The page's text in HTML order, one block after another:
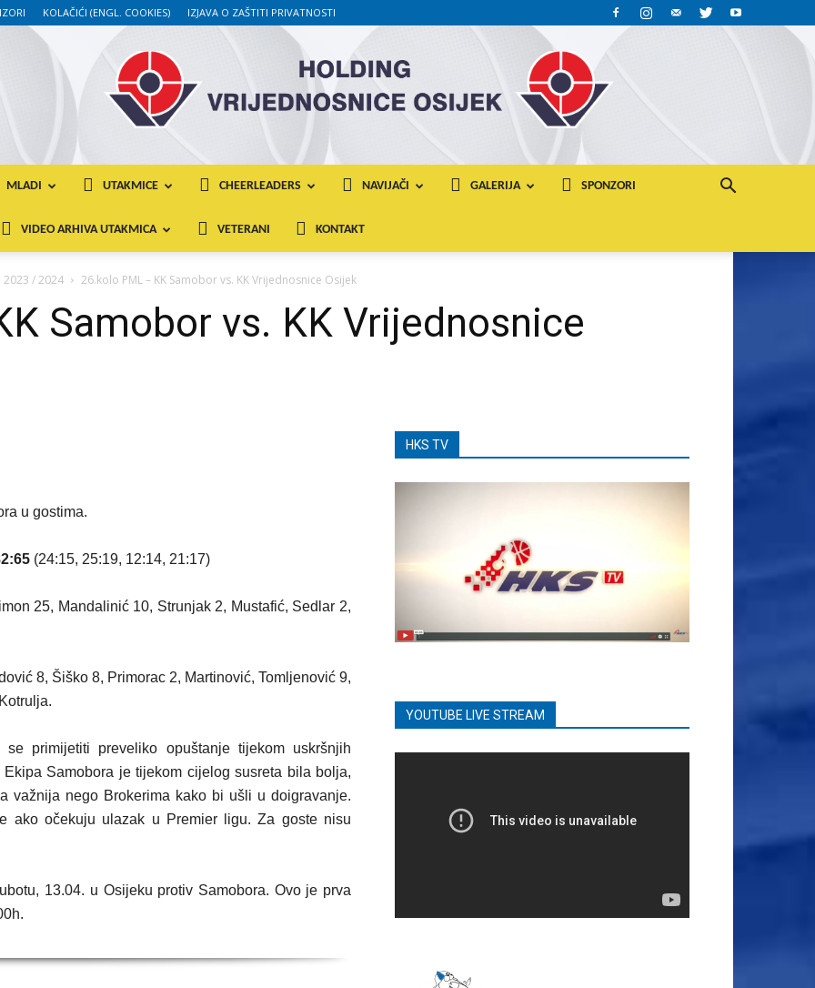
KOLAČIĆI (ENGL. COOKIES) IZJAVA O ZAŠTITI PRIVATNOSTI
MLADI UTAKMICE CHEERLEADERS NAVIJAČI GALERIJA SPONZORI
VIDEO ARHIVA UTAKMICA VETERANI KONTAKT
2023 / 2024 26.kolo PML – KK Samobor vs. KK Vrijednosnice Osijek
Samobor vs. KK Vrijednosnice
u gostima.
(24:15, 25:19, 12:14, 21:17)
25, Mandalinić 10, Strunjak 2, Mustafić, Sedlar 2,
8, Šiško 8, Primorac 2, Martinović, Tomljenović 9,
primijetiti preveliko opuštanje tijekom uskršnjih
Samobora je tijekom cijelog susreta bila bolja,
važnija nego Brokerima kako bi ušli u doigravanje.
ako očekuju ulazak u Premier ligu. Za goste nisu
13.04. u Osijeku protiv Samobora. Ovo je prva
HKS TV
YOUTUBE LIVE STREAM